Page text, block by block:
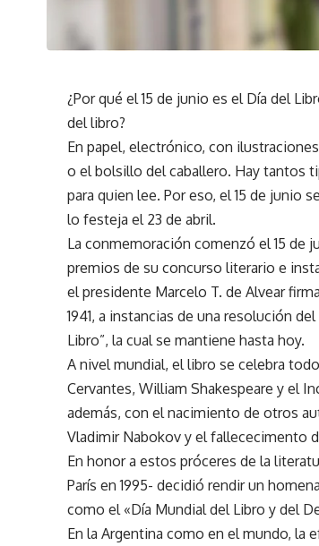
¿Por qué el 15 de junio es el Día del
del libro?
En papel, electrónico, con
o el bolsillo del caballero. Hay tantos
para quien lee. Por eso, el 15 de junio
lo festeja el 23 de abril.
La conmemoración comenzó el 15 de
premios de su concurso literario e
el presidente Marcelo T. de Alvear
1941, a instancias de una resolución
Libro”, la cual se mantiene hasta hoy.
A nivel mundial, el libro se celebra
Cervantes, William Shakespeare y el
además, con el nacimiento de otros
Vladimir Nabokov y el fallececimento
En honor a estos próceres de la
París en 1995- decidió rendir un
como el «Día Mundial del Libro y del
En la Argentina como en el mundo, la